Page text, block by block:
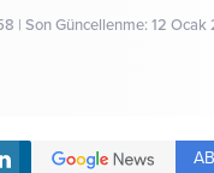
| Son Güncellenme: 12 Ocak